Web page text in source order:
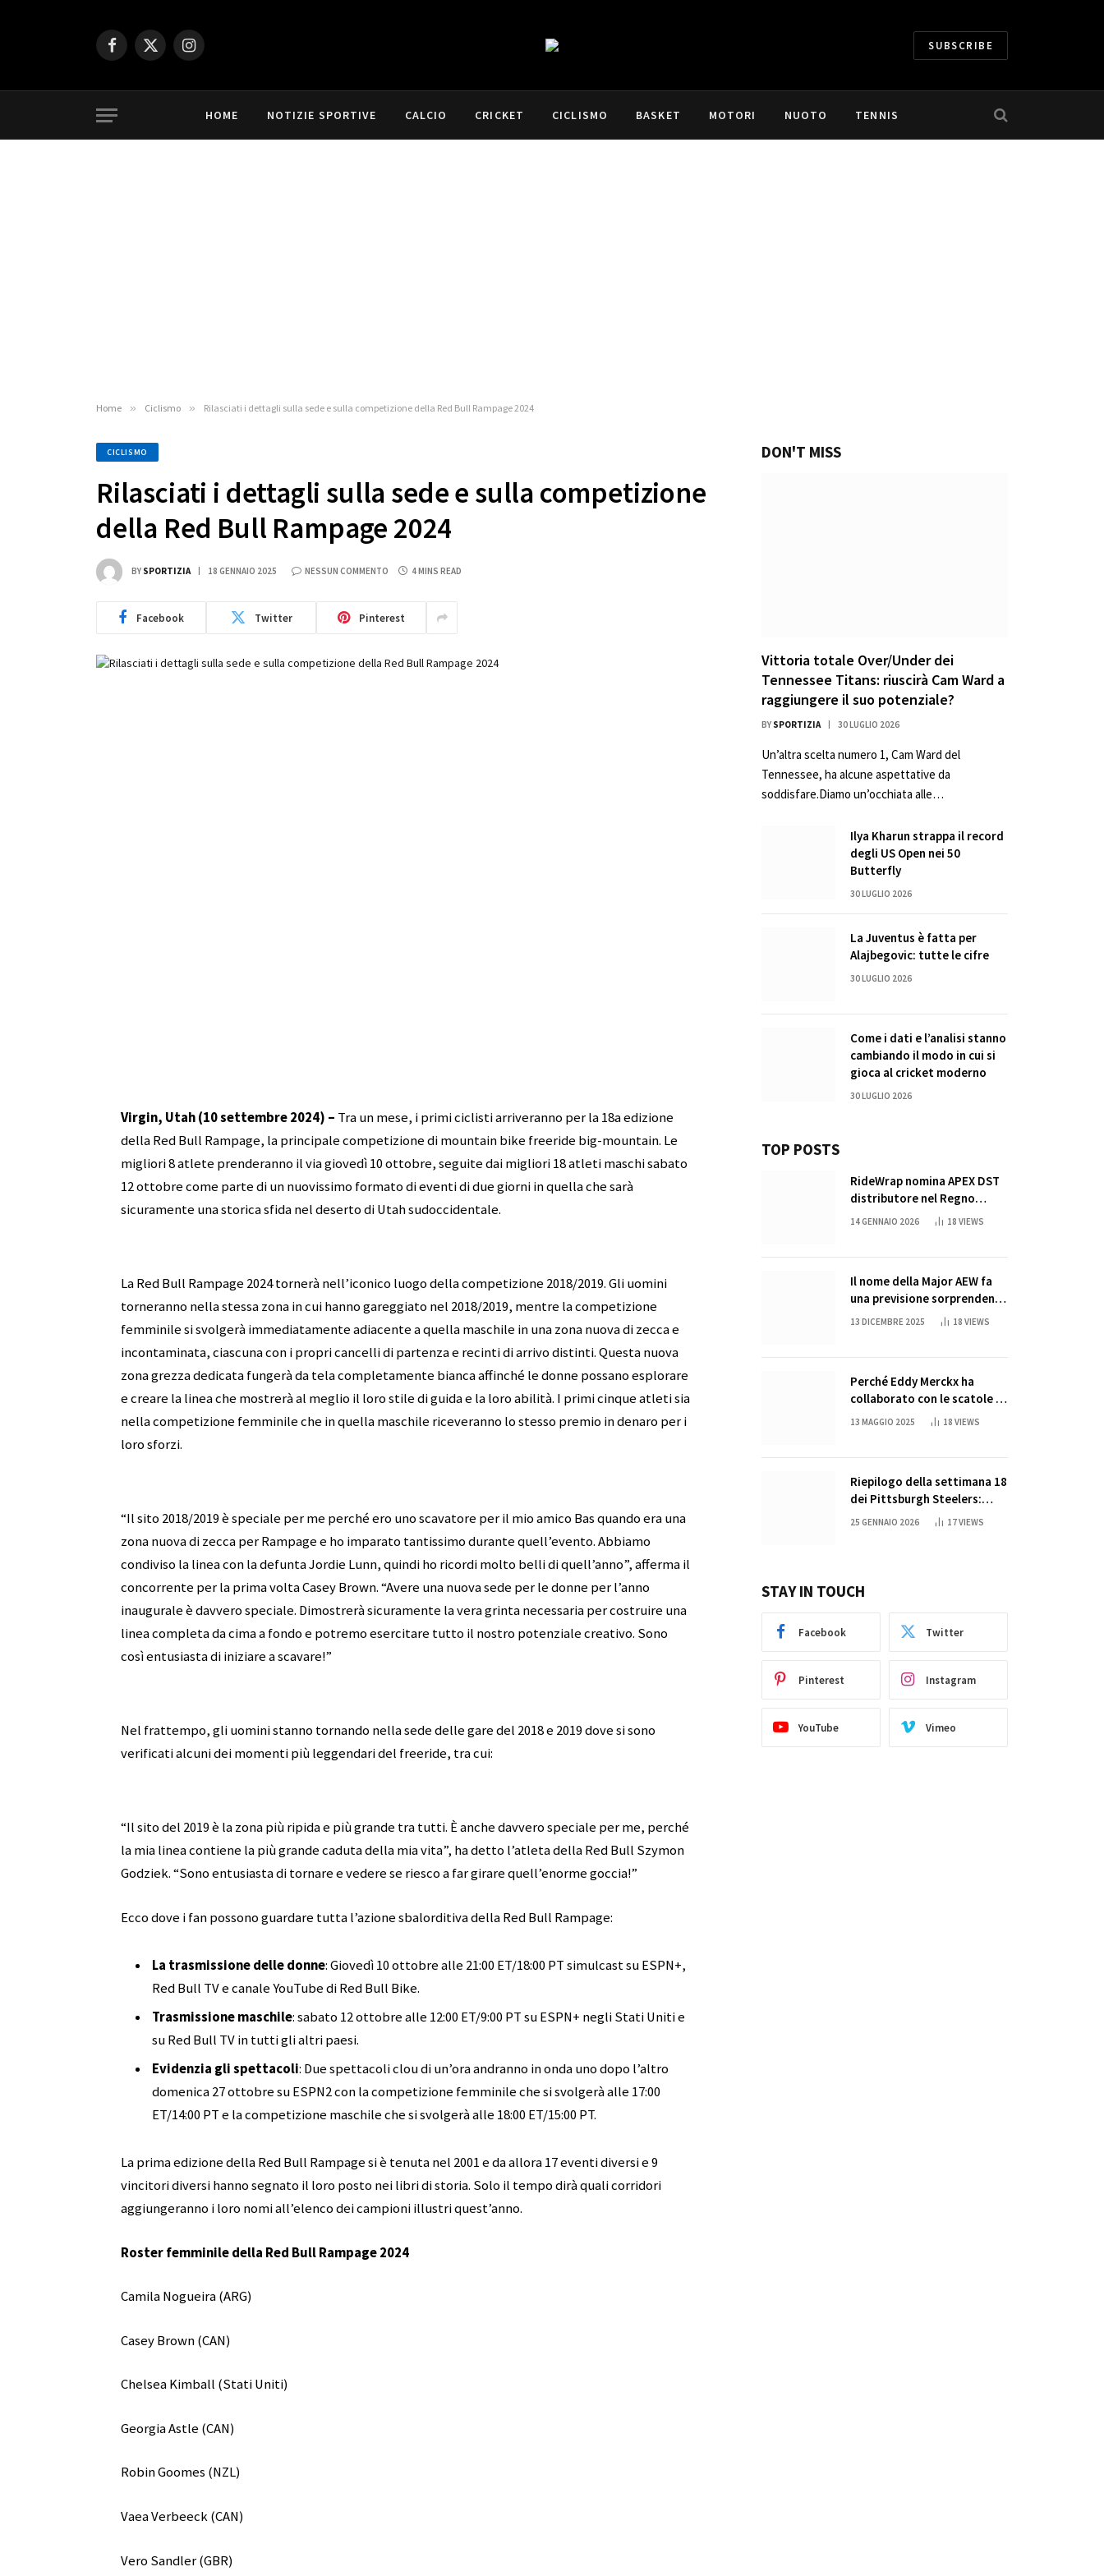
Facebook
X
Instagram SUBSCRIBE
HOME NOTIZIE SPORTIVE CALCIO CRICKET CICLISMO BASKET MOTORI NUOTO TENNIS
Home » Ciclismo » Rilasciati i dettagli sulla sede e sulla competizione della Red Bull Rampage 2024
CICLISMO
Rilasciati i dettagli sulla sede e sulla competizione
della Red Bull Rampage 2024
BY SPORTIZIA 18 GENNAIO 2025 NESSUN COMMENTO 4 MINS READ
Facebook Twitter Pinterest
Virgin, Utah (10 settembre 2024) – Tra un mese, i primi ciclisti arriveranno per la 18a edizione
della Red Bull Rampage, la principale competizione di mountain bike freeride big-mountain. Le
migliori 8 atlete prenderanno il via giovedì 10 ottobre, seguite dai migliori 18 atleti maschi sabato
12 ottobre come parte di un nuovissimo formato di eventi di due giorni in quella che sarà
sicuramente una storica sfida nel deserto di Utah sudoccidentale.
La Red Bull Rampage 2024 tornerà nell’iconico luogo della competizione 2018/2019. Gli uomini
torneranno nella stessa zona in cui hanno gareggiato nel 2018/2019, mentre la competizione
femminile si svolgerà immediatamente adiacente a quella maschile in una zona nuova di zecca e
incontaminata, ciascuna con i propri cancelli di partenza e recinti di arrivo distinti. Questa nuova
zona grezza dedicata fungerà da tela completamente bianca affinché le donne possano esplorare
e creare la linea che mostrerà al meglio il loro stile di guida e la loro abilità. I primi cinque atleti sia
nella competizione femminile che in quella maschile riceveranno lo stesso premio in denaro per i
loro sforzi.
“Il sito 2018/2019 è speciale per me perché ero uno scavatore per il mio amico Bas quando era una
zona nuova di zecca per Rampage e ho imparato tantissimo durante quell’evento. Abbiamo
condiviso la linea con la defunta Jordie Lunn, quindi ho ricordi molto belli di quell’anno”, afferma il
concorrente per la prima volta Casey Brown. “Avere una nuova sede per le donne per l’anno
inaugurale è davvero speciale. Dimostrerà sicuramente la vera grinta necessaria per costruire una
linea completa da cima a fondo e potremo esercitare tutto il nostro potenziale creativo. Sono
così entusiasta di iniziare a scavare!”
Nel frattempo, gli uomini stanno tornando nella sede delle gare del 2018 e 2019 dove si sono
verificati alcuni dei momenti più leggendari del freeride, tra cui:
“Il sito del 2019 è la zona più ripida e più grande tra tutti. È anche davvero speciale per me, perché
la mia linea contiene la più grande caduta della mia vita”, ha detto l’atleta della Red Bull Szymon
Godziek. “Sono entusiasta di tornare e vedere se riesco a far girare quell’enorme goccia!”
Ecco dove i fan possono guardare tutta l’azione sbalorditiva della Red Bull Rampage:
La trasmissione delle donne: Giovedì 10 ottobre alle 21:00 ET/18:00 PT simulcast su ESPN+,
Red Bull TV e canale YouTube di Red Bull Bike.
Trasmissione maschile: sabato 12 ottobre alle 12:00 ET/9:00 PT su ESPN+ negli Stati Uniti e
su Red Bull TV in tutti gli altri paesi.
Evidenzia gli spettacoli: Due spettacoli clou di un’ora andranno in onda uno dopo l’altro
domenica 27 ottobre su ESPN2 con la competizione femminile che si svolgerà alle 17:00
ET/14:00 PT e la competizione maschile che si svolgerà alle 18:00 ET/15:00 PT.
La prima edizione della Red Bull Rampage si è tenuta nel 2001 e da allora 17 eventi diversi e 9
vincitori diversi hanno segnato il loro posto nei libri di storia. Solo il tempo dirà quali corridori
aggiungeranno i loro nomi all’elenco dei campioni illustri quest’anno.
Roster femminile della Red Bull Rampage 2024
Camila Nogueira (ARG)
Casey Brown (CAN)
Chelsea Kimball (Stati Uniti)
Georgia Astle (CAN)
Robin Goomes (NZL)
Vaea Verbeeck (CAN)
Vero Sandler (GBR)
DON'T MISS
Vittoria totale Over/Under dei
Tennessee Titans: riuscirà Cam Ward a
raggiungere il suo potenziale?
BY SPORTIZIA 30 LUGLIO 2026
Un’altra scelta numero 1, Cam Ward del
Tennessee, ha alcune aspettative da
soddisfare.Diamo un’occhiata alle…
Ilya Kharun strappa il record
degli US Open nei 50
Butterfly
30 LUGLIO 2026
La Juventus è fatta per
Alajbegovic: tutte le cifre
30 LUGLIO 2026
Come i dati e l’analisi stanno
cambiando il modo in cui si
gioca al cricket moderno
30 LUGLIO 2026
TOP POSTS
RideWrap nomina APEX DST
distributore nel Regno
Unito
14 GENNAIO 2026 18 VIEWS
Il nome della Major AEW fa
una previsione sorprendente
per la partita di ritiro di
13 DICEMBRE 2025 18 VIEWS
Perché Eddy Merckx ha
collaborato con le scatole di
succo di Sun Capri
13 MAGGIO 2025 18 VIEWS
Riepilogo della settimana 18
dei Pittsburgh Steelers:
credi nei miracoli?
25 GENNAIO 2026 17VIEWS
STAY IN TOUCH
Facebook Twitter
Pinterest Instagram
YouTube Vimeo